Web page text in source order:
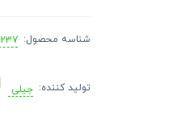
شناسه محصول:
تولید کننده: جیلی